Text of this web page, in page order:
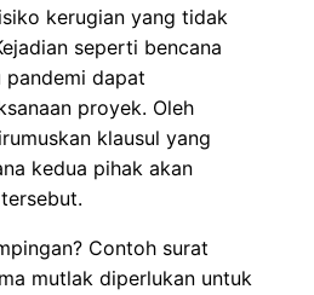
kerugian yang tidak
seperti bencana
pandemi dapat
proyek. Oleh
klausul yang
kedua pihak akan
Contoh surat
mutlak diperlukan untuk